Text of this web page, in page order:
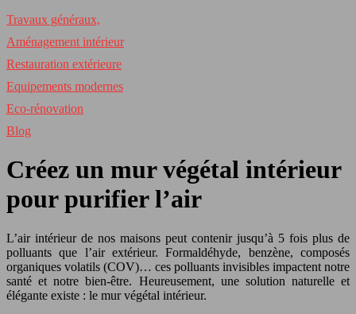
Travaux généraux,
Aménagement intérieur
Restauration extérieure
Equipements modernes
Eco-rénovation
Blog
Créez un mur végétal intérieur
pour purifier l’air
L’air intérieur de nos maisons peut contenir jusqu’à 5 fois plus de
polluants que l’air extérieur. Formaldéhyde, benzène, composés
organiques volatils (COV)… ces polluants invisibles impactent notre
santé et notre bien-être. Heureusement, une solution naturelle et
élégante existe : le mur végétal intérieur.